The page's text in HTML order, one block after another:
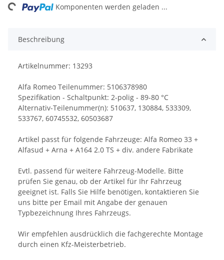
Komponenten werden geladen ...
Beschreibung
Artikelnummer: 13293
Alfa Romeo Teilenummer: 5106378980
Spezifikation - Schaltpunkt: 2-polig - 89-80 °C
Alternativ-Teilenummer(n): 510637, 130884, 533309,
533767, 60745532, 60503687
Artikel passt für folgende Fahrzeuge: Alfa Romeo 33 +
Alfasud + Arna + A164 2.0 TS + div. andere Fabrikate
Evtl. passend für weitere Fahrzeug-Modelle. Bitte
prüfen Sie genau, ob der Artikel für Ihr Fahrzeug
geeignet ist. Falls Sie Hilfe benötigen, kontaktieren Sie
uns bitte per Email mit Angabe der genauen
Typbezeichnung Ihres Fahrzeugs.
Wir empfehlen ausdrücklich die fachgerechte Montage
durch einen Kfz-Meisterbetrieb.